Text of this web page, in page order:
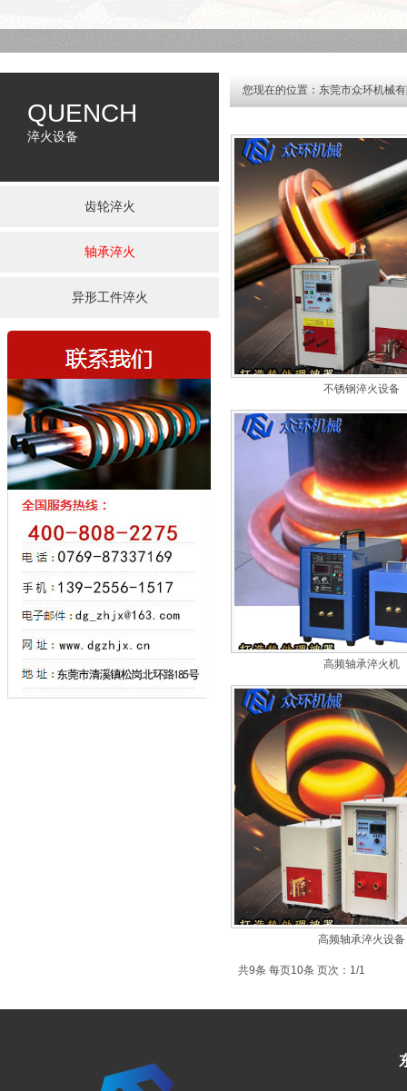
您现在的位置： 东莞市众环机械
QUENCH
淬火设备
齿轮淬火
轴承淬火
异形工件淬火
不锈钢淬火设备
高频轴承淬火机
高频轴承淬火设备
共9条 每页10条 页次：1/1